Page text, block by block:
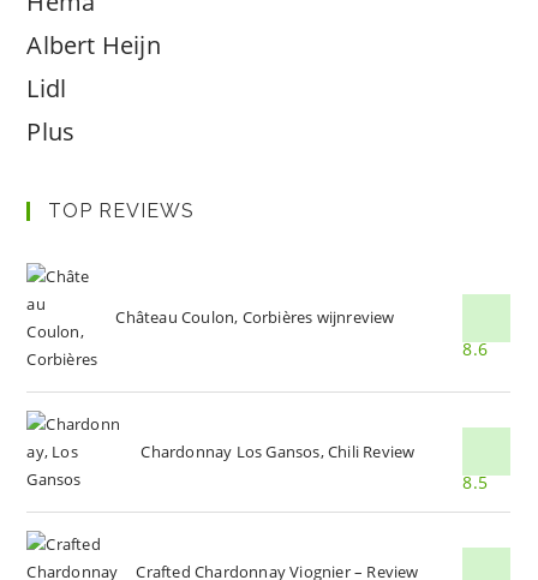
Albert Heijn
Lidl
Plus
TOP REVIEWS
Château Coulon, Corbières wijnreview
8.6
Chardonnay Los Gansos, Chili Review
8.5
Crafted Chardonnay Viognier – Review